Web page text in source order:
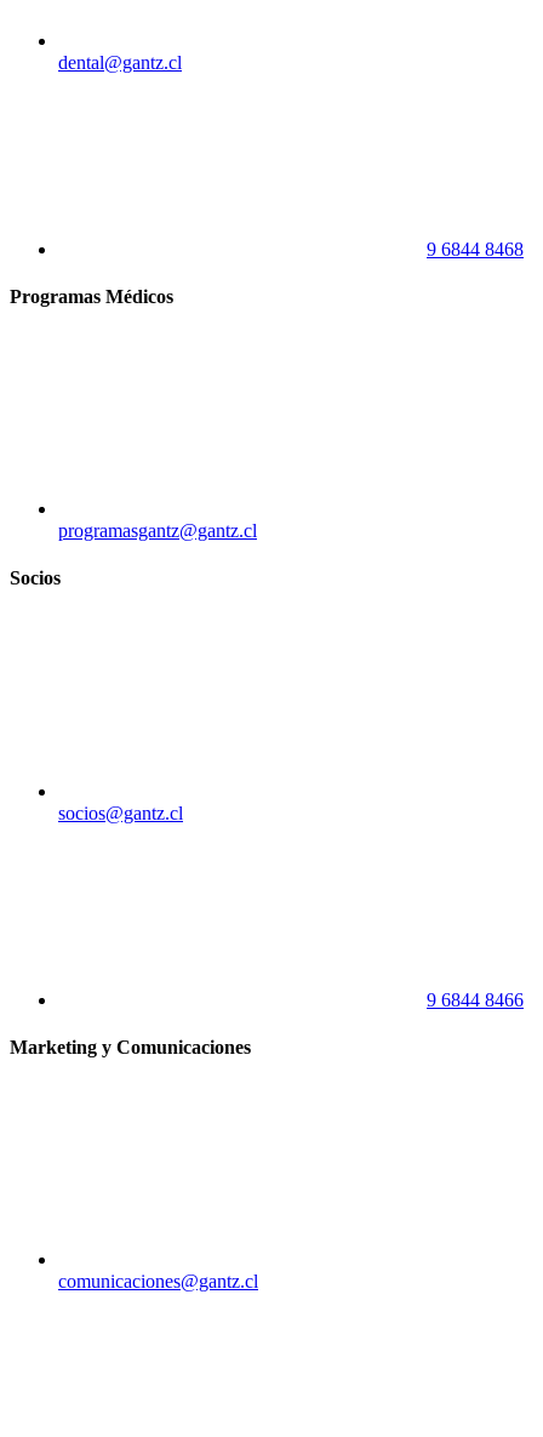
dental@gantz.cl
9 6844 8468
Programas Médicos
programasgantz@gantz.cl
Socios
socios@gantz.cl
9 6844 8466
Marketing y Comunicaciones
comunicaciones@gantz.cl